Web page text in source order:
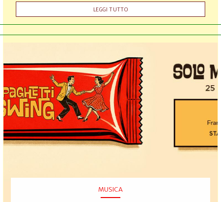
LEGGI TUTTO
MUSICA